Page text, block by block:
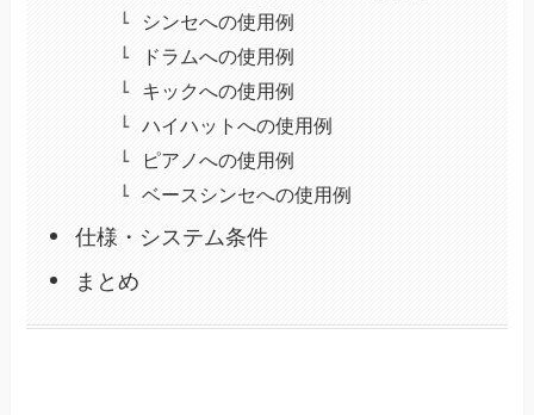
シンセへの使用例
ドラムへの使用例
キックへの使用例
ハイハットへの使用例
ピアノへの使用例
ベースシンセへの使用例
仕様・システム条件
まとめ